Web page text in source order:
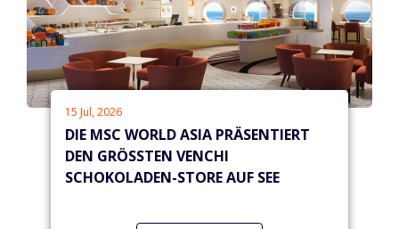
15 Jul, 2026
DIE MSC WORLD ASIA PRÄSENTIERT
DEN GRÖSSTEN VENCHI S
CHOKOLADEN-STORE AUF SEE